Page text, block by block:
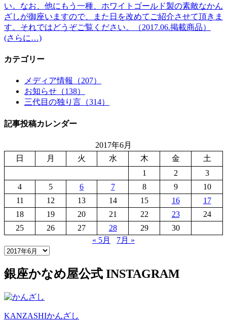
い。なお、他にもう一種、ホワイトゴールド製の素敵なかん
ざしが御座いますので、また日を改めてご紹介させて頂きま
す。それではどうぞご覧ください。（2017.06.掲載商品）
(さらに…)
カテゴリー
メディア情報（207）
お知らせ（138）
三代目の独り言（314）
記事投稿カレンダー
2017年6月
日
月 火 水 木 金
土
1
2
3
4
5 6 7 8 9
10
11
12 13 14 15 16
17
18
19 20 21 22 23
24
25
26 27 28 29
30
« 5月
7月 »
銀座かなめ屋公式 INSTAGRAM
KANZASHIかんざし